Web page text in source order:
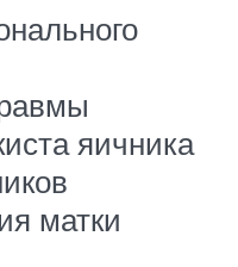
яичника
матки